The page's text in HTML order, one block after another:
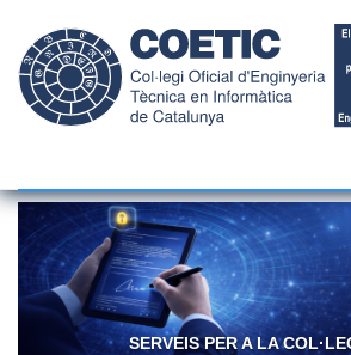
contingut
A LA COL·LEGIACIÓ